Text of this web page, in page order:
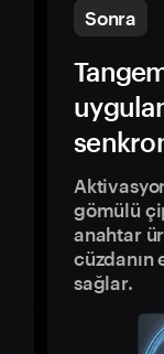
Sonra
gömülü
anahtar
sağlar.